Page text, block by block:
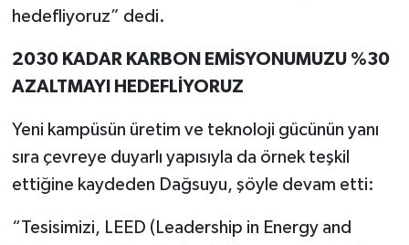
hedefliyoruz” dedi.
2030 KADAR KARBON EMİSYONUMUZU %30
AZALTMAYI HEDEFLİYORUZ
Yeni kampüsün üretim ve teknoloji gücünün yanı
sıra çevreye duyarlı yapısıyla da örnek teşkil
ettiğine kaydeden Dağsuyu, şöyle devam etti:
“Tesisimizi, LEED (Leadership in Energy and